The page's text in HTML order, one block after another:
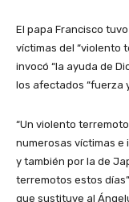
El papa Francisco
víctimas del “violento
invocó “la ayuda de
los afectados “fuerza
“Un violento
numerosas víctimas e
y también por la de
terremotos estos
que sustituye al